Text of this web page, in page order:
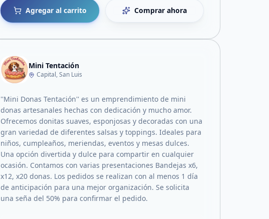
Agregar al carrito Comprar ahora
Mini Tentación
Capital, San Luis
''Mini Donas Tentación'' es un emprendimiento de mini
donas artesanales hechas con dedicación y mucho amor.
Ofrecemos donitas suaves, esponjosas y decoradas con una
gran variedad de diferentes salsas y toppings. Ideales para
niños, cumpleaños, meriendas, eventos y mesas dulces.
Una opción divertida y dulce para compartir en cualquier
ocasión. Contamos con varias presentaciones Bandejas x6,
x12, x20 donas. Los pedidos se realizan con al menos 1 día
de anticipación para una mejor organización. Se solicita
una seña del 50% para confirmar el pedido.